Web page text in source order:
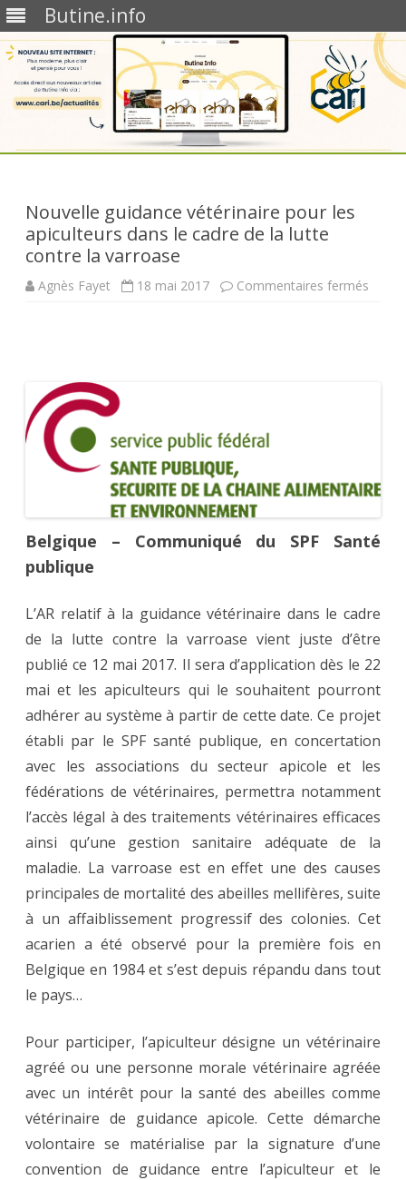
Butine.info
Nouvelle guidance vétérinaire pour les
apiculteurs dans le cadre de la lutte
contre la varroase
Agnès Fayet 18 mai 2017 Commentaires fermés
Belgique – Communiqué du SPF Santé
publique
L’AR relatif à la guidance vétérinaire dans le cadre
de la lutte contre la varroase vient juste d’être
publié ce 12 mai 2017. Il sera d’application dès le 22
mai et les apiculteurs qui le souhaitent pourront
adhérer au système à partir de cette date. Ce projet
établi par le SPF santé publique, en concertation
avec les associations du secteur apicole et les
fédérations de vétérinaires, permettra notamment
l’accès légal à des traitements vétérinaires efficaces
ainsi qu’une gestion sanitaire adéquate de la
maladie. La varroase est en effet une des causes
principales de mortalité des abeilles mellifères, suite
à un affaiblissement progressif des colonies. Cet
acarien a été observé pour la première fois en
Belgique en 1984 et s’est depuis répandu dans tout
le pays…
Pour participer, l’apiculteur désigne un vétérinaire
agréé ou une personne morale vétérinaire agréée
avec un intérêt pour la santé des abeilles comme
vétérinaire de guidance apicole. Cette démarche
volontaire se matérialise par la signature d’une
convention de guidance entre l’apiculteur et le